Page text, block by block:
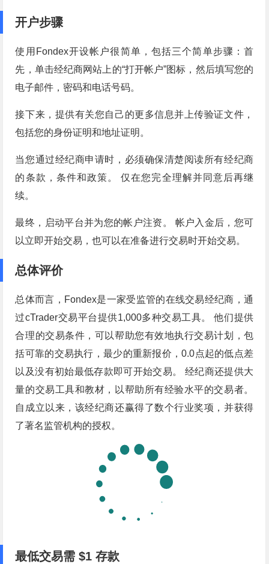
开户步骤
使用Fondex开设帐户很简单，包括三个简单步骤：首
先，单击经纪商网站上的“打开帐户”图标，然后填写您的
电子邮件，密码和电话号码。
接下来，提供有关您自己的更多信息并上传验证文件，
包括您的身份证明和地址证明。
当您通过经纪商申请时，必须确保清楚阅读所有经纪商
的条款，条件和政策。 仅在您完全理解并同意后再继
续。
最终，启动平台并为您的帐户注资。 帐户入金后，您可
以立即开始交易，也可以在准备进行交易时开始交易。
总体评价
总体而言，Fondex是一家受监管的在线交易经纪商，通
过cTrader交易平台提供1,000多种交易工具。 他们提供
合理的交易条件，可以帮助您有效地执行交易计划，包
括可靠的交易执行，最少的重新报价，0.0点起的低点差
以及没有初始最低存款即可开始交易。 经纪商还提供大
量的交易工具和教材，以帮助所有经验水平的交易者。
自成立以来，该经纪商还赢得了数个行业奖项，并获得
了著名监管机构的授权。
最低交易需 $1 存款